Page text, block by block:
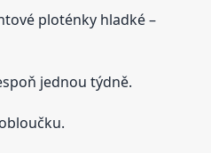
ploténky hladké –
jednou týdně.